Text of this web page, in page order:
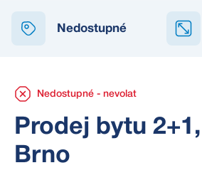
Nedostupné
Nedostupné - nevolat
Prodej bytu
Brno